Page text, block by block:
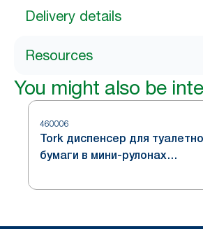
Delivery details
Resources
You might also be
460006
Tork диспенсер для
бумаги в мини-рулонах
система T2